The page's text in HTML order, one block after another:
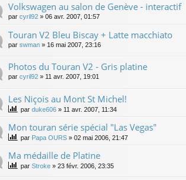
Volkswagen au salon de Genève - interactif
par cyril92 » 06 avr. 2007, 01:57
Touran V2 Bleu Biscay + Latte macchiato
par swman » 16 mai 2007, 23:16
Photos du Touran V2 - Gris platine
par cyril92 » 11 avr. 2007, 19:01
Les Niçois au Mont St Michel!
par duke606 » 11 avr. 2007, 11:34
Mon touran série spécial "Las Vegas"
par Papa OURS » 02 mai 2006, 21:47
Ma médaille de Platine
par Stroke » 23 févr. 2006, 23:35